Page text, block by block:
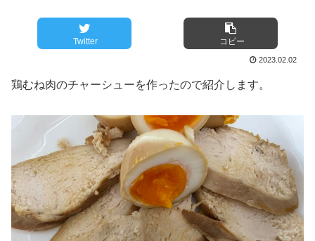
Twitter コピー
2023.02.02
鶏むね肉のチャーシューを作ったので紹介します。